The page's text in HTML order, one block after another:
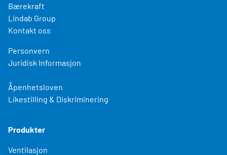
Bærekraft
Lindab Group
Kontakt oss
Personvern
Juridisk Informasjon
Åpenhetsloven
Likestilling & Diskriminering
Produkter
Ventilasjon